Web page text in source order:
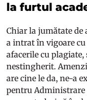
la furtul
Chiar la jumătate de
a intrat în vigoare
afacerile cu
nestingherit.
are cine le da, ne-a
pentru Administrare